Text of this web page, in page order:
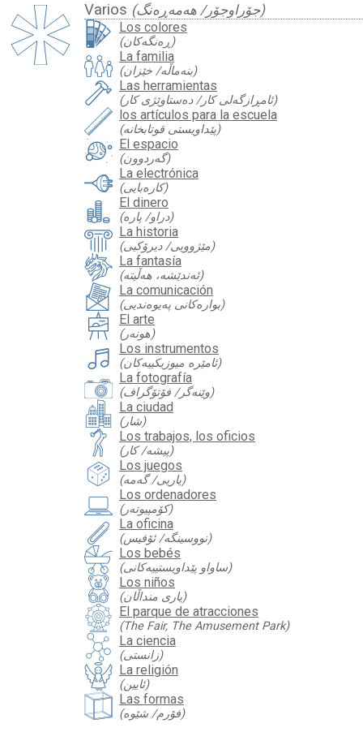
Varios (جۆراوجۆر/ هەمەڕەنگ)
Los colores
(ڕەنگەکان)
La familia
(بنەماڵە/ خێزان)
Las herramientas
(ئامڕازگەلی کار/ دەستاوێژی کار)
los artículos para la escuela
(پێداویستی قوتابخانە)
El espacio
(گەردوون)
La electrónica
(کارەبایی)
El dinero
(دراو/ پارە)
La historia
(مێژوویی/ دیرۆكیی)
La fantasía
(ئەندێشە، هەڵیتە)
La comunicación
(بوارەکانی پەیوەندیی)
El arte
(هونەر)
Los instrumentos
(ئامێرە میوزیکییەکان)
La fotografía
(وێنەگر/ فۆتۆگراف)
La ciudad
(شار)
Los trabajos, los oficios
(پیشە/ کار)
Los juegos
(یاریی/ گەمە)
Los ordenadores
(کۆمپیوتەر)
La oficina
(نووسینگە/ ئۆفیس)
Los bebés
(ساواو پێداویستییەکانی)
Los niños
(یاری منداڵان)
El parque de atracciones
(The Fair, The Amusement Park)
La ciencia
(زانستی)
La religión
(ئایین)
Las formas
(فۆرم/ شێوە)